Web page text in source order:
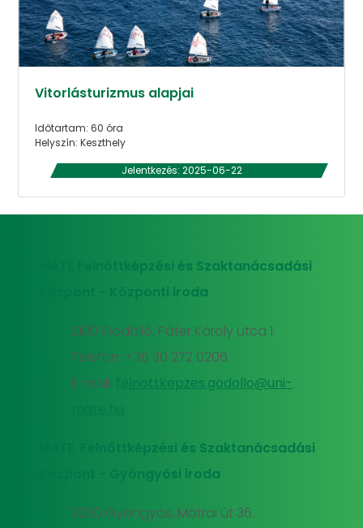
Vitorlásturizmus alapjai
Időtartam: 60 óra
Helyszín: Keszthely
Jelentkezés: 2025-06-22
MATE Felnőttképzési és Szaktanácsadási
Központ - Központi iroda
2100 Gödöllő, Páter Károly utca 1.
Telefon: +36 30 272 0206
E-mail:
felnottkepzes.godollo@uni-
MATE Felnőttképzési és Szaktanácsadási
Központ - Gyöngyösi iroda
3200 Gyöngyös, Mátrai út 36.